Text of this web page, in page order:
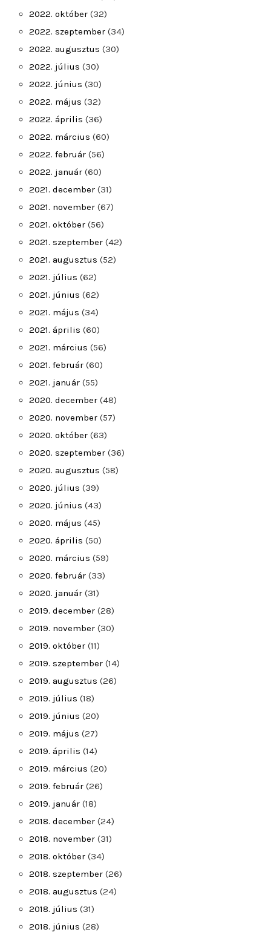
2022. október (32)
2022. szeptember (34)
2022. augusztus (30)
2022. július (30)
2022. június (30)
2022. május (32)
2022. április (36)
2022. március (60)
2022. február (56)
2022. január (60)
2021. december (31)
2021. november (67)
2021. október (56)
2021. szeptember (42)
2021. augusztus (52)
2021. július (62)
2021. június (62)
2021. május (34)
2021. április (60)
2021. március (56)
2021. február (60)
2021. január (55)
2020. december (48)
2020. november (57)
2020. október (63)
2020. szeptember (36)
2020. augusztus (58)
2020. július (39)
2020. június (43)
2020. május (45)
2020. április (50)
2020. március (59)
2020. február (33)
2020. január (31)
2019. december (28)
2019. november (30)
2019. október (11)
2019. szeptember (14)
2019. augusztus (26)
2019. július (18)
2019. június (20)
2019. május (27)
2019. április (14)
2019. március (20)
2019. február (26)
2019. január (18)
2018. december (24)
2018. november (31)
2018. október (34)
2018. szeptember (26)
2018. augusztus (24)
2018. július (31)
2018. június (28)